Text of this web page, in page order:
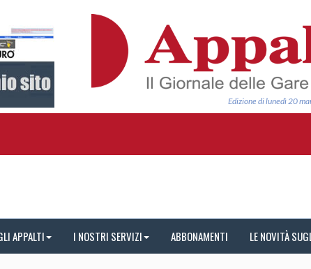
Edizione di lunedì 20
APPALTI I NOSTRI SERVIZI ABBONAMENTI LE NOVITÀ